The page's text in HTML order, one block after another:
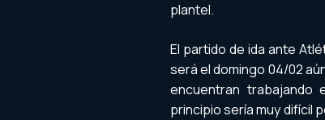
plantel.
El partido de ida ante
será el domingo 04/02
encuentran
principio sería muy difícil